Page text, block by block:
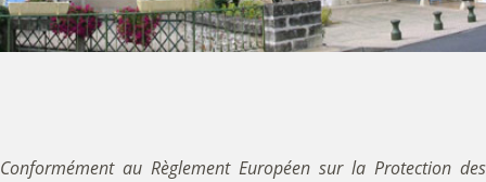
Conformément au Règlement Européen sur la Protection des